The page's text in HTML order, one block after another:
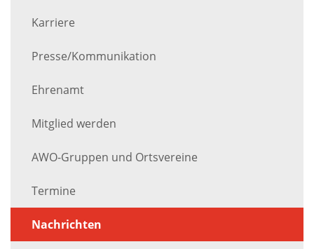
Karriere
Presse/Kommunikation
Ehrenamt
Mitglied werden
AWO-Gruppen und Ortsvereine
Termine
Nachrichten